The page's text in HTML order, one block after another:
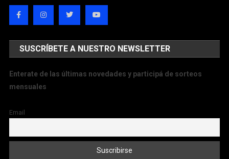
SUSCRÍBETE A NUESTRO NEWSLETTER
Enterate de las últimas novedades y participá de sorteos
mensuales
Email